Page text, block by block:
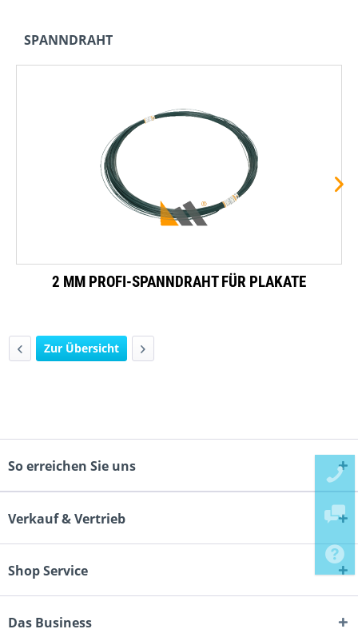
SPANNDRAHT
2 MM PROFI-SPANNDRAHT FÜR PLAKATE
Zur Übersicht
So erreichen Sie uns
Verkauf & Vertrieb
Shop Service
Das Business